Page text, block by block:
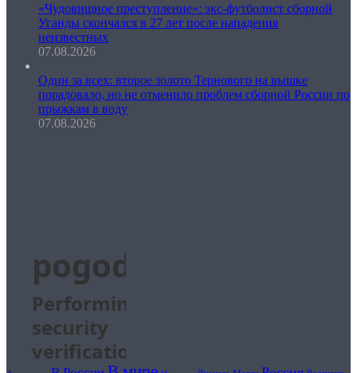
«Чудовищное преступление»: экс-футболист сборной
Уганды скончался в 27 лет после нападения
неизвестных
07.08.2026
Один за всех: второе золото Тернового на вышке
порадовало, но не отменило проблем сборной России по
прыжкам в воду
07.08.2026